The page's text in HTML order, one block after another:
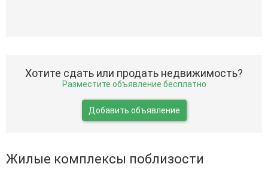
Хотите сдать или продать недвижимость?
Разместите объявление бесплатно
Добавить объявление
Жилые комплексы поблизости